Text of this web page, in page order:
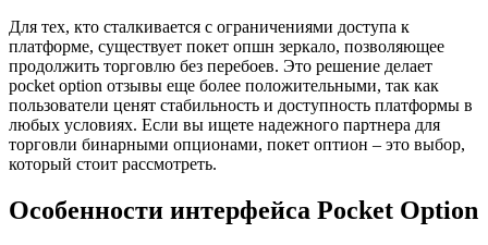
Для тех, кто сталкивается с ограничениями доступа к
платформе, существует покет опшн зеркало, позволяющее
продолжить торговлю без перебоев. Это решение делает
pocket option отзывы еще более положительными, так как
пользователи ценят стабильность и доступность платформы в
любых условиях. Если вы ищете надежного партнера для
торговли бинарными опционами, покет оптион – это выбор,
который стоит рассмотреть.
Особенности интерфейса Pocket Option